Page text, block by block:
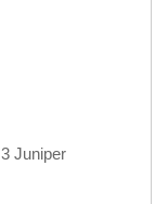
Juniper